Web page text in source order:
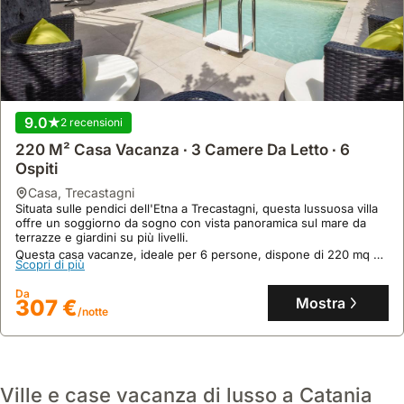
9.9
Leontini House
casa,Catania
A pochi passi dalla Casa Museo di Giovanni Verga e dal Duomo di
Catania, questa casa vacanze offre un soggiorno comodo a meno
di 1 chilometro dal centro città.
Questa villa accogliente, con 58 mq di superficie e capacità per 7
persone, vanta un angolo cottura attrezzato con frigorifero e
microonde, oltre a connessione Wi-Fi gratuita e aria condizionata.
Scopri di più
84 € Mostra
9.0 2 recensioni
220 M² Casa Vacanza ∙ 3 Camere Da Letto ∙ 6
Ospiti
casa, Trecastagni
Situata sulle pendici dell'Etna a Trecastagni, questa lussuosa villa
offre un soggiorno da sogno con vista panoramica sul mare da
terrazze e giardini su più livelli.
Questa casa vacanze, ideale per 6 persone, dispone di 220 mq di
interni luminosi ed eleganti, aria condizionata, piscina privata, Wi-
Fi e parcheggio, perfetta per esplorare il vulcano e la vicina
Catania.
Scopri di più
Da
307 €/notte Mostra
Ville e case vacanza di lusso a Catania